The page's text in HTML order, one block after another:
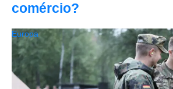
comércio?
Europa